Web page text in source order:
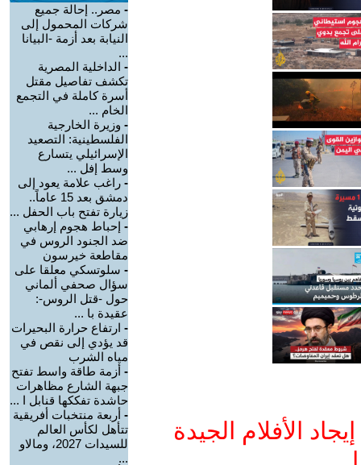
الأفلام الجيدة
- مصر.. إحالة جميع
شركات المحمول إلى
النيابة بعد أزمة -البيانا
...
- الداخلية المصرية
تكشف تفاصيل مقتل
أسرة كاملة في التجمع
الخام ...
- وزيرة الخارجية
الفلسطينية: التصعيد
الإسرائيلي يتسارع
وسط إفل ...
- راغب علامة يعود إلى
دمشق بعد 15 عاماً..
زيارة تفتح باب الحفل ...
- إحباط هجوم إرهابي
ضد الجنود الروس في
مقاطعة خيرسون
- سلوتسكي معلقا على
سؤال صحفي ألماني
حول -قتل الروس-:
عقيدة با ...
- ارتفاع حرارة البحيرات
قد يؤدي إلى نقص في
مياه الشرب
- أزمة طاقة واسط تفتح
جبهة الشارع مظاهرات
حاشدة تفككها قنابل ا ...
- أربعة منتخبات أفريقية
تتأهل لكأس العالم
للسيدات 2027، ومالاو
...